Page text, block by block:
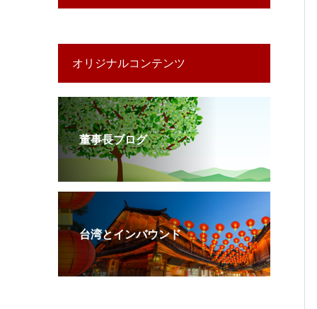
オリジナルコンテンツ
董事長ブログ
台湾とインバウンド